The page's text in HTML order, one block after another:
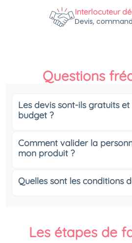
Interlocuteur
Devis,
Questions
Les devis sont-ils gratuits
budget ?
Comment valider la
mon produit ?
Quelles sont les conditions
Les étapes de